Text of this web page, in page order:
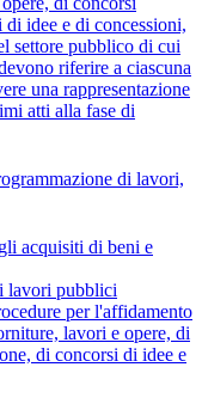
idee e di concessioni,
settore pubblico di cui
riferire a ciascuna
una rappresentazione
atti alla fase di
di lavori,
acquisiti di beni e
lavori pubblici
per l'affidamento
lavori e opere, di
di concorsi di idee e